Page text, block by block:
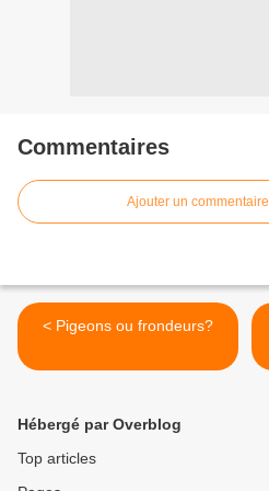
Commentaires
Ajouter un commentaire
< Pigeons ou frondeurs?
Hébergé par Overblog
Top articles